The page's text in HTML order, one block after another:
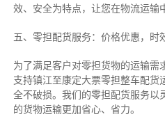
效、安全为特点，让您在物流运输
五、零担配货服务：价格优惠，时
为了满足客户对零担货物的运输需
支持镇江至康定大票零担整车配货
全不破损。我们的零担配货服务以
的货物运输更加省心、省力。